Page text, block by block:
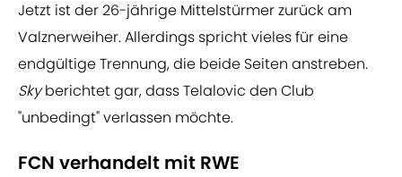
Jetzt ist der 26-jährige Mittelstürmer zurück am
Valznerweiher. Allerdings spricht vieles für eine
endgültige Trennung, die beide Seiten anstreben.
Skyberichtet gar, dass Telalovic den Club
"unbedingt" verlassen möchte.
FCN verhandelt mit RWE